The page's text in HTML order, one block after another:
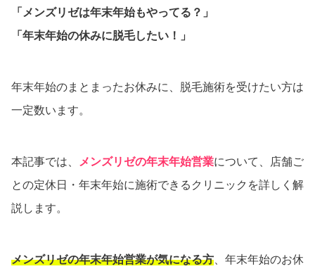
「メンズリゼは年末年始もやってる？」
「年末年始の休みに脱毛したい！」
年末年始のまとまったお休みに、脱毛施術を受けたい方は
一定数います。
本記事では、 メンズリゼの年末年始営業について、店舗ご
との定休日・年末年始に施術できるクリニックを詳しく解
説します。
メンズリゼの年末年始営業が気になる方、年末年始のお休